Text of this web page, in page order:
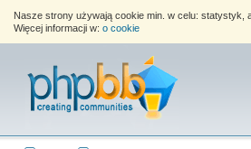
Nasze strony używają cookie min. w celu:
Więcej informacji w: o cookie